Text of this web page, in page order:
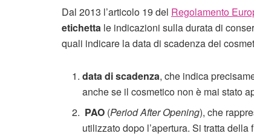
Dal 2013 l’articolo 19 del Regolamento
etichetta le indicazioni sulla durata di
quali indicare la data di scadenza dei
data di scadenza, che indica
anche se il cosmetico non è mai stato
PAO (Period After Opening), che
utilizzato dopo l’apertura. Si tratta